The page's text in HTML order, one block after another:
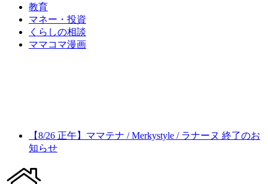
教育
マネー・投資
くらしの相談
ママコマ漫画
【8/26 正午】ママテナ / Merkystyle / ラナーヌ 終了のお
知らせ